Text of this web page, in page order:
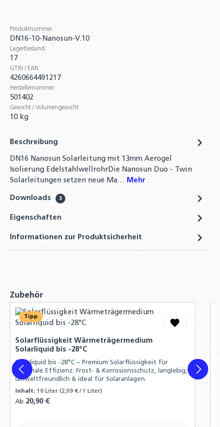
4er-Set 3/4 Zoll Überwurfmuttern DN16
Edelstahlwellrohr + Segmentringe &
5,90 €
DN16 Wellrohr Verschraubung
Schnellverschraubung Schnellkupplung für
Solarflüssigkeit für Flach-
Röhrenkollektoren Fertiggemisch -28°C -
10 Liter
22mm Kupfer – Solarwellrohr Fitting
10,90 €
29,50 €
Produktnummer:
DN16-10-Nanosun-V.10
Lagerbestand:
17
GTIN / EAN:
4260664491217
Herstellernummer:
501402
Gewicht / Volumengewicht:
10 kg
Beschreibung
DN16 Nanosun Solarleitung mit 13mm Aerogel
Isolierung EdelstahlwellrohrDie Nanosun Duo - Twin
Solarleitungen setzen neue Ma… Mehr
Downloads 3
Eigenschaften
Informationen zur Produktsicherheit
Produktgalerie überspringen
Zubehör
Tipp
Solarflüssigkeit Wärmeträgermedium
Solarliquid bis -28°C
Solarliquid bis -28°C – Premium Solarflüssigkeit für
maximale Effizienz. Frost- & Korrosionsschutz, langlebig,
umweltfreundlich & ideal für Solaranlagen.
Inhalt: 10 Liter(2,09 € / 1 Liter)
Regulärer Preis:
Ab 20,90 €